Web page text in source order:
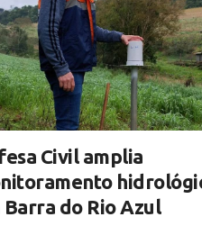
Civil amplia
Barra do Rio Azul